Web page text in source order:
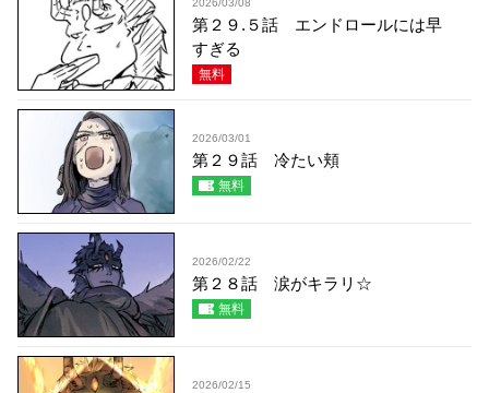
2026/03/08
第２９.５話 エンドロールには早
すぎる
無料
2026/03/01
第２９話 冷たい頬
無料
2026/02/22
第２８話 涙がキラリ☆
無料
2026/02/15